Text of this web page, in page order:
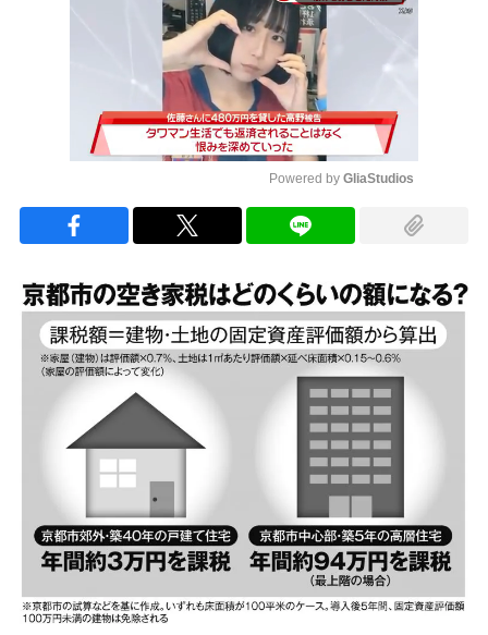
Powered by GliaStudios